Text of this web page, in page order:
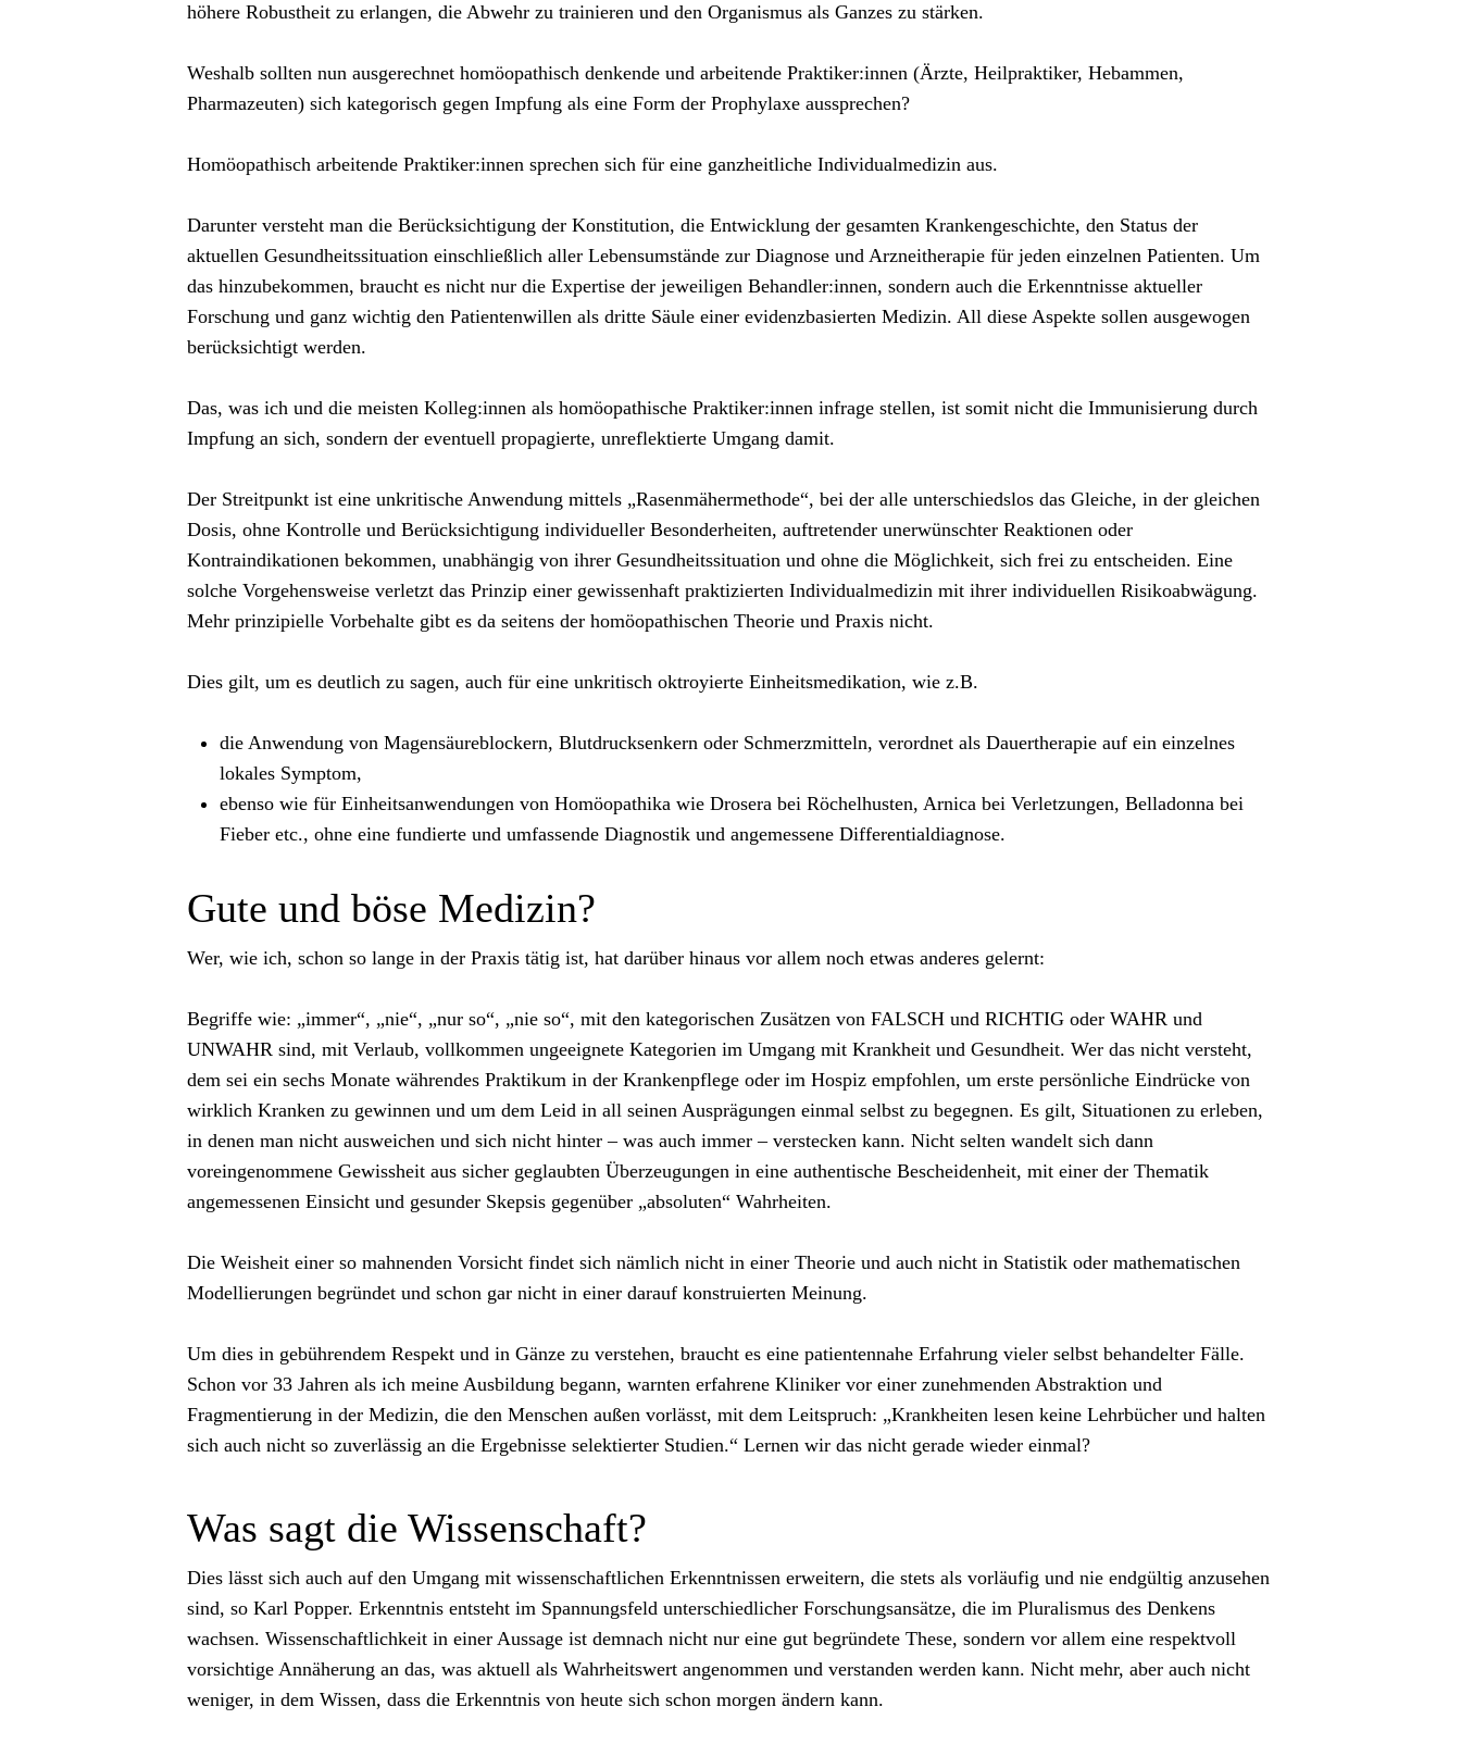
höhere Robustheit zu erlangen, die Abwehr zu trainieren und den Organismus als Ganzes zu stärken.
Weshalb sollten nun ausgerechnet homöopathisch denkende und arbeitende Praktiker:innen (Ärzte, Heilpraktiker, Hebammen,
Pharmazeuten) sich kategorisch gegen Impfung als eine Form der Prophylaxe aussprechen?
Homöopathisch arbeitende Praktiker:innen sprechen sich für eine ganzheitliche Individualmedizin aus.
Darunter versteht man die Berücksichtigung der Konstitution, die Entwicklung der gesamten Krankengeschichte, den Status der
aktuellen Gesundheitssituation einschließlich aller Lebensumstände zur Diagnose und Arzneitherapie für jeden einzelnen Patienten. Um
das hinzubekommen, braucht es nicht nur die Expertise der jeweiligen Behandler:innen, sondern auch die Erkenntnisse aktueller
Forschung und ganz wichtig den Patientenwillen als dritte Säule einer evidenzbasierten Medizin. All diese Aspekte sollen ausgewogen
berücksichtigt werden.
Das, was ich und die meisten Kolleg:innen als homöopathische Praktiker:innen infrage stellen, ist somit nicht die Immunisierung durch
Impfung an sich, sondern der eventuell propagierte, unreflektierte Umgang damit.
Der Streitpunkt ist eine unkritische Anwendung mittels „Rasenmähermethode“, bei der alle unterschiedslos das Gleiche, in der gleichen
Dosis, ohne Kontrolle und Berücksichtigung individueller Besonderheiten, auftretender unerwünschter Reaktionen oder
Kontraindikationen bekommen, unabhängig von ihrer Gesundheitssituation und ohne die Möglichkeit, sich frei zu entscheiden. Eine
solche Vorgehensweise verletzt das Prinzip einer gewissenhaft praktizierten Individualmedizin mit ihrer individuellen Risikoabwägung.
Mehr prinzipielle Vorbehalte gibt es da seitens der homöopathischen Theorie und Praxis nicht.
Dies gilt, um es deutlich zu sagen, auch für eine unkritisch oktroyierte Einheitsmedikation, wie z.B.
die Anwendung von Magensäureblockern, Blutdrucksenkern oder Schmerzmitteln, verordnet als Dauertherapie auf ein einzelnes
lokales Symptom,
ebenso wie für Einheitsanwendungen von Homöopathika wie Drosera bei Röchelhusten, Arnica bei Verletzungen, Belladonna bei
Fieber etc., ohne eine fundierte und umfassende Diagnostik und angemessene Differentialdiagnose.
Gute und böse Medizin?
Wer, wie ich, schon so lange in der Praxis tätig ist, hat darüber hinaus vor allem noch etwas anderes gelernt:
Begriffe wie: „immer“, „nie“, „nur so“, „nie so“, mit den kategorischen Zusätzen von FALSCH und RICHTIG oder WAHR und
UNWAHR sind, mit Verlaub, vollkommen ungeeignete Kategorien im Umgang mit Krankheit und Gesundheit. Wer das nicht versteht,
dem sei ein sechs Monate währendes Praktikum in der Krankenpflege oder im Hospiz empfohlen, um erste persönliche Eindrücke von
wirklich Kranken zu gewinnen und um dem Leid in all seinen Ausprägungen einmal selbst zu begegnen. Es gilt, Situationen zu erleben,
in denen man nicht ausweichen und sich nicht hinter – was auch immer – verstecken kann. Nicht selten wandelt sich dann
voreingenommene Gewissheit aus sicher geglaubten Überzeugungen in eine authentische Bescheidenheit, mit einer der Thematik
angemessenen Einsicht und gesunder Skepsis gegenüber „absoluten“ Wahrheiten.
Die Weisheit einer so mahnenden Vorsicht findet sich nämlich nicht in einer Theorie und auch nicht in Statistik oder mathematischen
Modellierungen begründet und schon gar nicht in einer darauf konstruierten Meinung.
Um dies in gebührendem Respekt und in Gänze zu verstehen, braucht es eine patientennahe Erfahrung vieler selbst behandelter Fälle.
Schon vor 33 Jahren als ich meine Ausbildung begann, warnten erfahrene Kliniker vor einer zunehmenden Abstraktion und
Fragmentierung in der Medizin, die den Menschen außen vorlässt, mit dem Leitspruch: „Krankheiten lesen keine Lehrbücher und halten
sich auch nicht so zuverlässig an die Ergebnisse selektierter Studien.“ Lernen wir das nicht gerade wieder einmal?
Was sagt die Wissenschaft?
Dies lässt sich auch auf den Umgang mit wissenschaftlichen Erkenntnissen erweitern, die stets als vorläufig und nie endgültig anzusehen
sind, so Karl Popper. Erkenntnis entsteht im Spannungsfeld unterschiedlicher Forschungsansätze, die im Pluralismus des Denkens
wachsen. Wissenschaftlichkeit in einer Aussage ist demnach nicht nur eine gut begründete These, sondern vor allem eine respektvoll
vorsichtige Annäherung an das, was aktuell als Wahrheitswert angenommen und verstanden werden kann. Nicht mehr, aber auch nicht
weniger, in dem Wissen, dass die Erkenntnis von heute sich schon morgen ändern kann.